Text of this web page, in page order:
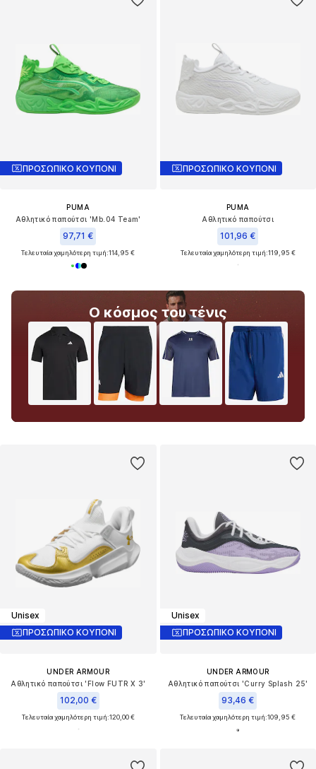
ΠΡΟΣΩΠΙΚΟ ΚΟΥΠΟΝΙ
PUMA
Αθλητικό παπούτσι 'Mb.04 Team'
97,71 €
Τελευταία χαμηλότερη τιμή:114,95 €
Ο κόσμος του τένις
ΠΡΟΣΩΠΙΚΟ ΚΟΥΠΟΝΙ
PUMA
Αθλητικό παπούτσι
101,96 €
Τελευταία χαμηλότερη τιμή:119,95 €
Unisex
ΠΡΟΣΩΠΙΚΟ ΚΟΥΠΟΝΙ
UNDER ARMOUR
Αθλητικό παπούτσι 'Flow FUTR X 3'
102,00 €
Τελευταία χαμηλότερη τιμή:120,00 €
Unisex
ΠΡΟΣΩΠΙΚΟ ΚΟΥΠΟΝΙ
UNDER ARMOUR
Αθλητικό παπούτσι 'Curry Splash 25'
93,46 €
Τελευταία χαμηλότερη τιμή:109,95 €